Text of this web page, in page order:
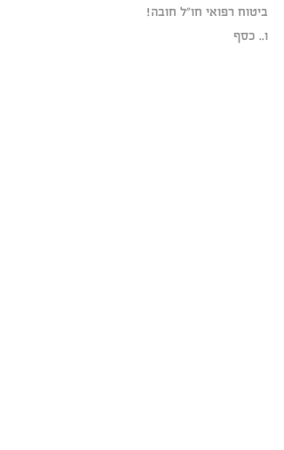
ביטוח רפואי חו"ל חובה!
ו.. כסף